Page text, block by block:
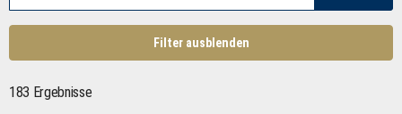
Filter ausblenden
183 Ergebnisse